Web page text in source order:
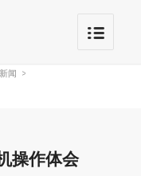
闻 >
操作体会